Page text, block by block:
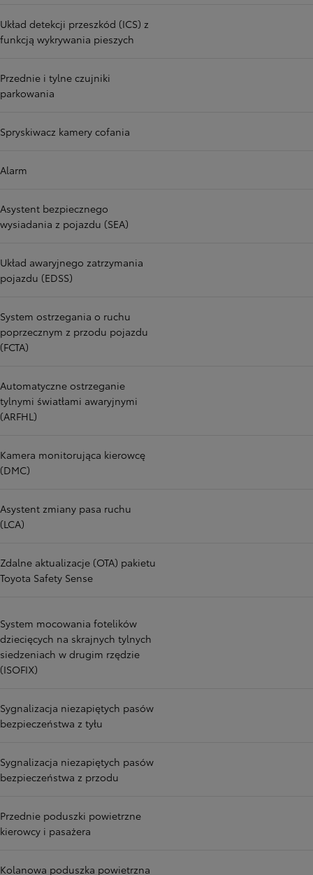
Układ detekcji przeszkód (ICS) z
funkcją wykrywania pieszych
Przednie i tylne czujniki
parkowania
Spryskiwacz kamery cofania
Alarm
Asystent bezpiecznego
wysiadania z pojazdu (SEA)
Układ awaryjnego zatrzymania
pojazdu (EDSS)
System ostrzegania o ruchu
poprzecznym z przodu pojazdu
(FCTA)
Automatyczne ostrzeganie
tylnymi światłami awaryjnymi
(ARFHL)
Kamera monitorująca kierowcę
(DMC)
Asystent zmiany pasa ruchu
(LCA)
Zdalne aktualizacje (OTA) pakietu
Toyota Safety Sense
System mocowania fotelików
dziecięcych na skrajnych tylnych
siedzeniach w drugim rzędzie
(ISOFIX)
Sygnalizacja niezapiętych pasów
bezpieczeństwa z tyłu
Sygnalizacja niezapiętych pasów
bezpieczeństwa z przodu
Przednie poduszki powietrzne
kierowcy i pasażera
Kolanowa poduszka powietrzna